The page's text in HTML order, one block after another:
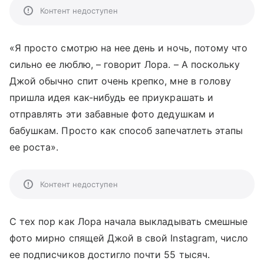
Контент недоступен
«Я просто смотрю на нее день и ночь, потому что
сильно ее люблю, – говорит Лора. – А поскольку
Джой обычно спит очень крепко, мне в голову
пришла идея как-нибудь ее приукрашать и
отправлять эти забавные фото дедушкам и
бабушкам. Просто как способ запечатлеть этапы
ее роста».
Контент недоступен
С тех пор как Лора начала выкладывать смешные
фото мирно спящей Джой в свой Instagram, число
ее подписчиков достигло почти 55 тысяч.